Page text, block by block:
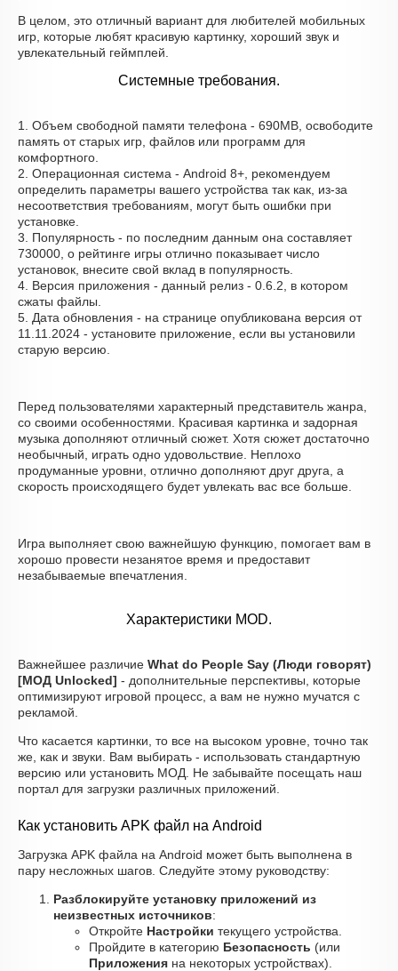
В целом, это отличный вариант для любителей мобильных
игр, которые любят красивую картинку, хороший звук и
увлекательный геймплей.
Системные требования.
1. Объем свободной памяти телефона - 690MB, освободите
память от старых игр, файлов или программ для
комфортного.
2. Операционная система - Android 8+, рекомендуем
определить параметры вашего устройства так как, из-за
несоответствия требованиям, могут быть ошибки при
установке.
3. Популярность - по последним данным она составляет
730000, о рейтинге игры отлично показывает число
установок, внесите свой вклад в популярность.
4. Версия приложения - данный релиз - 0.6.2, в котором
сжаты файлы.
5. Дата обновления - на странице опубликована версия от
11.11.2024 - установите приложение, если вы установили
старую версию.
Перед пользователями характерный представитель жанра,
со своими особенностями. Красивая картинка и задорная
музыка дополняют отличный сюжет. Хотя сюжет достаточно
необычный, играть одно удовольствие. Неплохо
продуманные уровни, отлично дополняют друг друга, а
скорость происходящего будет увлекать вас все больше.
Игра выполняет свою важнейшую функцию, помогает вам в
хорошо провести незанятое время и предоставит
незабываемые впечатления.
Характеристики MOD.
Важнейшее различие What do People Say (Люди говорят)
[МОД Unlocked] - дополнительные перспективы, которые
оптимизируют игровой процесс, а вам не нужно мучатся с
рекламой.
Что касается картинки, то все на высоком уровне, точно так
же, как и звуки. Вам выбирать - использовать стандартную
версию или установить МОД. Не забывайте посещать наш
портал для загрузки различных приложений.
Как установить APK файл на Android
Загрузка APK файла на Android может быть выполнена в
пару несложных шагов. Следуйте этому руководству:
Разблокируйте установку приложений из
неизвестных источников:
Откройте Настройки текущего устройства.
Пройдите в категорию Безопасность (или
Приложения на некоторых устройствах).